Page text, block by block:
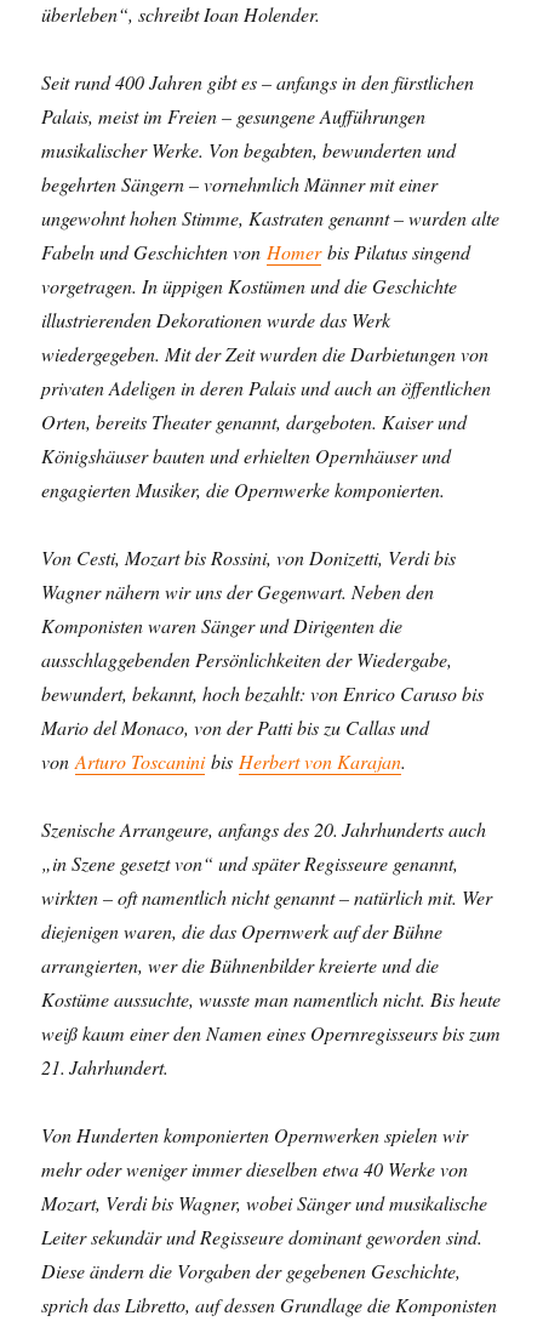
überleben“, schreibt Ioan Holender.
Seit rund 400 Jahren gibt es – anfangs in den fürstlichen
Palais, meist im Freien – gesungene Aufführungen
musikalischer Werke. Von begabten, bewunderten und
begehrten Sängern – vornehmlich Männer mit einer
ungewohnt hohen Stimme, Kastraten genannt – wurden alte
Fabeln und Geschichten vonHomerbis Pilatus singend
vorgetragen. In üppigen Kostümen und die Geschichte
illustrierenden Dekorationen wurde das Werk
wiedergegeben. Mit der Zeit wurden die Darbietungen von
privaten Adeligen in deren Palais und auch an öffentlichen
Orten, bereits Theater genannt, dargeboten. Kaiser und
Königshäuser bauten und erhielten Opernhäuser und
engagierten Musiker, die Opernwerke komponierten.
Von Cesti, Mozart bis Rossini, von Donizetti, Verdi bis
Wagner nähern wir uns der Gegenwart. Neben den
Komponisten waren Sänger und Dirigenten die
ausschlaggebenden Persönlichkeiten der Wiedergabe,
bewundert, bekannt, hoch bezahlt: von Enrico Caruso bis
Mario del Monaco, von der Patti bis zu Callas und
vonArturo ToscaninibisHerbert von Karajan.
Szenische Arrangeure, anfangs des 20. Jahrhunderts auch
„in Szene gesetzt von“ und später Regisseure genannt,
wirkten – oft namentlich nicht genannt – natürlich mit. Wer
diejenigen waren, die das Opernwerk auf der Bühne
arrangierten, wer die Bühnenbilder kreierte und die
Kostüme aussuchte, wusste man namentlich nicht. Bis heute
weiß kaum einer den Namen eines Opernregisseurs bis zum
21. Jahrhundert.
Von Hunderten komponierten Opernwerken spielen wir
mehr oder weniger immer dieselben etwa 40 Werke von
Mozart, Verdi bis Wagner, wobei Sänger und musikalische
Leiter sekundär und Regisseure dominant geworden sind.
Diese ändern die Vorgaben der gegebenen Geschichte,
sprich das Libretto, auf dessen Grundlage die Komponisten